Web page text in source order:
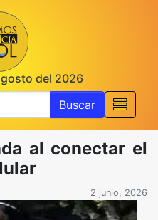
del 2026
Buscar
al conectar el
2 junio, 2026